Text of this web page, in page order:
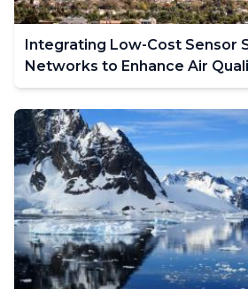
Integrating Low-Cost Sensor
Networks to Enhance Air